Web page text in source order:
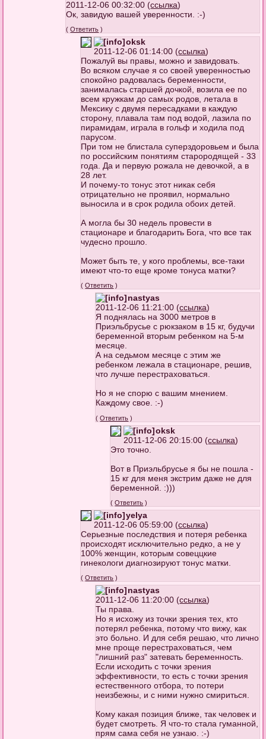
2011-12-06 00:32:00 (ссылка)
Ок, завидую вашей уверенности. :-)
(Ответить )
oksk
2011-12-06 01:14:00 (ссылка)
Пожалуй вы правы, можно и завидовать.
Во всяком случае я со своей уверенностью
спокойно радовалась беременности,
занималась старшей дочкой, возила ее по
всем кружкам до самых родов, летала в
Мексику с двумя пересадками в каждую
сторону, плавала там под водой, лазила по
пирамидам, играла в гольф и ходила под
парусом.
При том не блистала суперздоровьем и была
по российским понятиям старородящей - 33
года. Да и первую рожала не девочкой, а в
28 лет.
И почему-то тонус этот никак себя
отрицательно не проявил, нормально
выносила и в срок родила обоих детей.
А могла бы 30 недель провести в
стационаре и благодарить Бога, что все так
чудесно прошло.
Может быть те, у кого проблемы, все-таки
имеют что-то еще кроме тонуса матки?
(Ответить )
nastyas
2011-12-06 11:21:00 (ссылка)
Я поднялась на 3000 метров в
Приэльбрусье с рюкзаком в 15 кг, будучи
беременной вторым ребенком на 5-м
месяце.
А на седьмом месяце с этим же
ребенком лежала в стационаре, решив,
что лучше перестраховаться.
Но я не спорю с вашим мнением.
Каждому свое. :-)
(Ответить )
oksk
2011-12-06 20:15:00 (ссылка)
Это точно.
Вот в Приэльбрусье я бы не пошла -
15 кг для меня экстрим даже не для
беременной. :)))
(Ответить )
yelya
2011-12-06 05:59:00 (ссылка)
Серьезные последствия и потеря ребенка
происходят исключительно редко, а не у
100% женщин, которым совеццкие
гинекологи диагнозируют тонус матки.
(Ответить )
nastyas
2011-12-06 11:20:00 (ссылка)
Ты права.
Но я исхожу из точки зрения тех, кто
потерял ребенка, потому что вижу, как
это больно. И для себя решаю, что лично
мне проще перестраховаться, чем
"лишний раз" затевать беременность.
Если исходить с точки зрения
эффективности, то есть с точки зрения
естественного отбора, то потери
неизбежны, и с ними нужно смириться.
Кому какая позиция ближе, так человек и
будет смотреть. Я что-то стала гуманной,
прям сама себя не узнаю. :-)